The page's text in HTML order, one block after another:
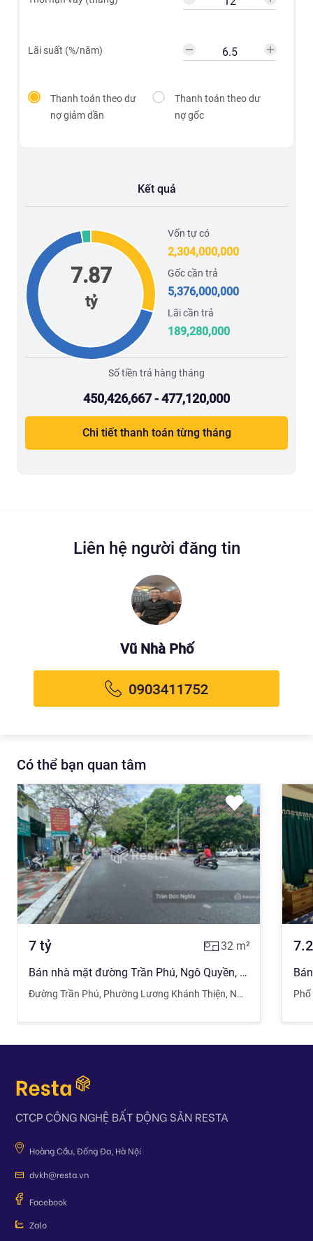
Lãi suất (%/năm)
Thanh toán theo dư
nợ giảm dần
Thanh toán theo dư
nợ gốc
Kết quả
7.87
tỷ
Vốn tự có
2,304,000,000
Gốc cần trả
5,376,000,000
Lãi cần trả
189,280,000
Số tiền trả hàng tháng
450,426,667 - 477,120,000
Chi tiết thanh toán từng tháng
Liên hệ người đăng tin
Vũ Nhà Phố
Có thể bạn quan tâm
7 tỷ 32 m²
Bán nhà mặt đường Trần Phú, Ngô Quyền, Hải Phòng mạn đẹp nhất tuyến đường
Đường Trần Phú, Phường Lương Khánh Thiện, Ngô Quyền Hải
7.2
CTCP CÔNG NGHỆ BẤT ĐỘNG SẢN RESTA
Hoàng Cầu, Đống Đa, Hà Nội
dvkh@resta.vn
Facebook
Zalo